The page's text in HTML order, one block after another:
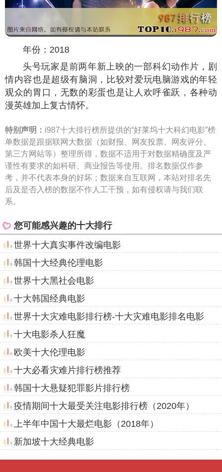
年份：2018
头号玩家是前两年新上映的一部科幻动作片，剧
情内容也是超级有脑洞，比较对爱玩电脑游戏的年轻
观众的胃口，无数的彩蛋也是让人欢呼雀跃，各种动
漫英雄加上复古情怀。
特别声明： i987十大排行榜所提供的“好莱坞十大科幻电影”榜
单数据是跟据联网大数据（如财报、网友投票、网友评分、
第三方网站等）整理所得，数据不适用于对数据精确度及严
谨性有要求的如科研、商业报告等使用。排名数据仅作参
考，并不代表本身的好坏；数据来自互联网，本站对排名先
后及是否入榜的数据不作人工干预，如有侵权请与我们联
系。
您可能感兴趣的十大排行
世界十大真实事件改编电影
韩国十大经典伦理电影
世界十大黑社会电影
十大韩国经典电影
世界十大灾难电影排行榜-十大灾难电影排名电影
十大电影杀人狂魔
欧美十大伦理电影
十大必看灾难片排行榜推荐
韩国十大悬疑犯罪影片排行榜
疫情期间十大最受关注电影排行榜（2020年）
上半年中国十大最烂电影（2018年）
新加坡十大经典电影